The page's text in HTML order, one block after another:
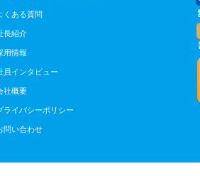
くある質問
長紹介
用情報
員インタビュー
社概要
ライバシーポリシー
問い合わせ